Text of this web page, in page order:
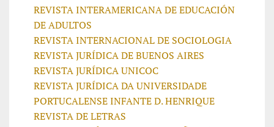
REVISTA INTERAMERICANA DE EDUCACIÓN
DE ADULTOS
REVISTA INTERNACIONAL DE SOCIOLOGIA
REVISTA JURÍDICA DE BUENOS AIRES
REVISTA JURÍDICA UNICOC
REVISTA JURÍDICA DA UNIVERSIDADE
PORTUCALENSE INFANTE D. HENRIQUE
REVISTA DE LETRAS